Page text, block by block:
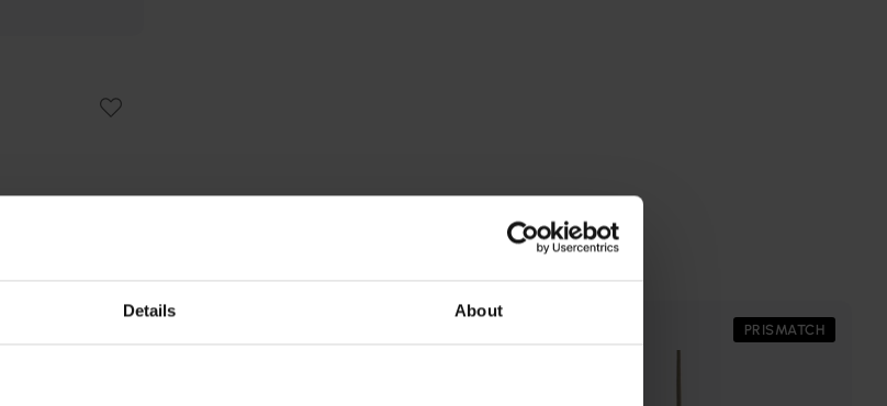
Details About
PRISMATCH